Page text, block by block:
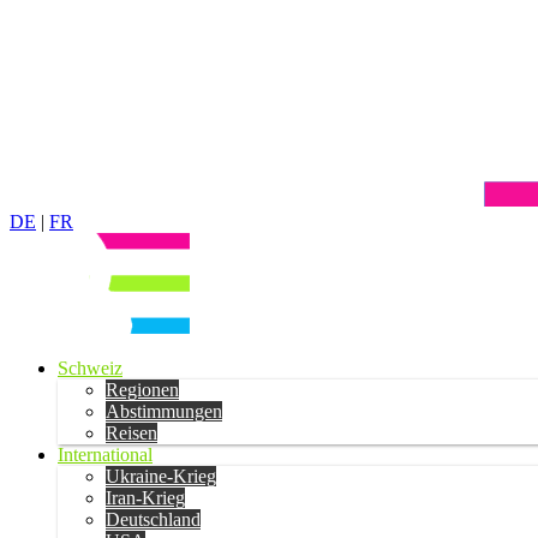
DE | FR
Schweiz
Regionen
Abstimmungen
Reisen
International
Ukraine-Krieg
Iran-Krieg
Deutschland